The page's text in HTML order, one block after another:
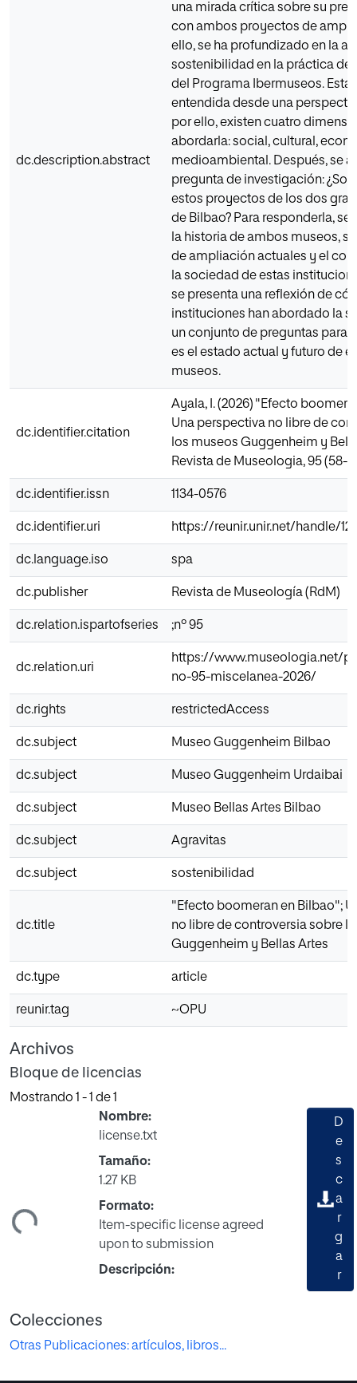
dc.description.abstract
una mirada crítica sobre su
con ambos proyectos de
ello, se ha profundizado en la
sostenibilidad en la práctica de
del Programa Ibermuseos. Esta
entendida desde una
por ello, existen cuatro
abordarla: social, cultural,
medioambiental. Después, se
pregunta de investigación:
estos proyectos de los dos
de Bilbao? Para responderla, se
la historia de ambos museos,
de ampliación actuales y el
la sociedad de estas
se presenta una reflexión de
instituciones han abordado la
un conjunto de preguntas para
es el estado actual y futuro de
museos.
dc.identifier.citation
Ayala, I. (2026) "Efecto
Una perspectiva no libre de
los museos Guggenheim y
Revista de Museologia, 95 (58-
dc.identifier.issn 1134-0576
dc.identifier.uri https://reunir.unir.net/handle/
dc.language.iso spa
dc.publisher Revista de Museología (RdM)
dc.relation.ispartofseries ;nº 95
dc.relation.uri
https://www.museologia.net/
no-95-miscelanea-2026/
dc.rights restrictedAccess
dc.subject Museo Guggenheim Bilbao
dc.subject Museo Guggenheim Urdaibai
dc.subject Museo Bellas Artes Bilbao
dc.subject Agravitas
dc.subject sostenibilidad
dc.title
"Efecto boomeran en Bilbao";
no libre de controversia sobre
Guggenheim y Bellas Artes
dc.type article
reunir.tag ~OPU
Archivos
Bloque de licencias
Mostrando 1 - 1 de 1
Nombre:
license.txt
Tamaño:
1.27 KB
Formato:
Item-specific license agreed
upon to submission
Descripción:
D
e
s
c
a
r
g
a
r
Colecciones
Otras Publicaciones: artículos, libros...